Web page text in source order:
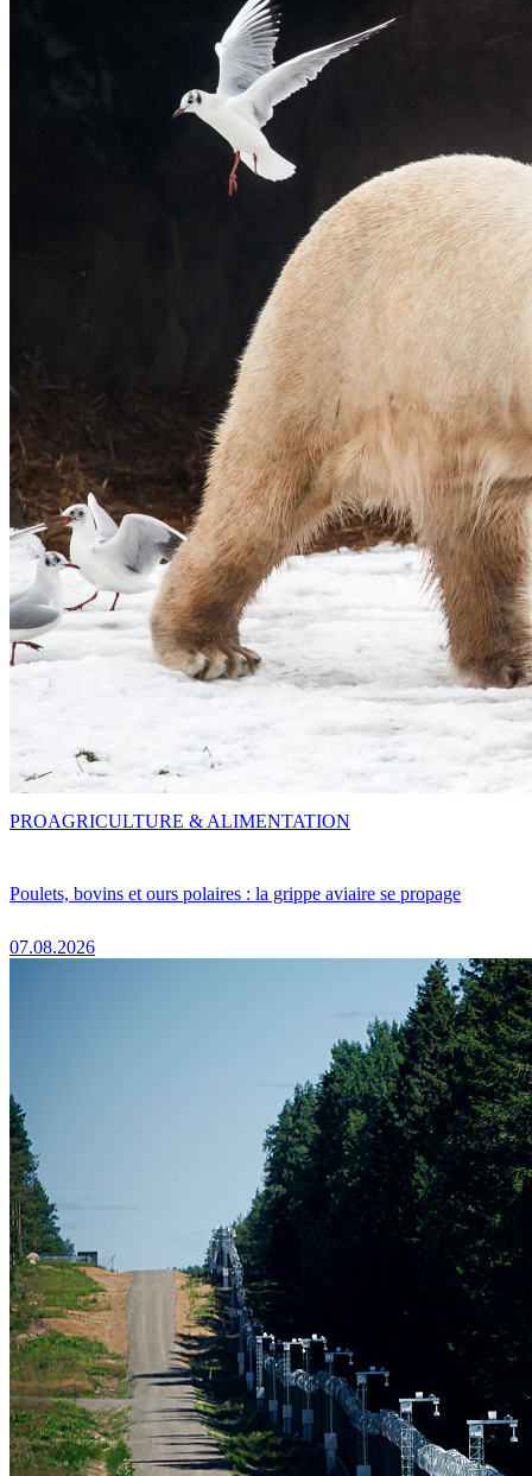
Poulets, bovins et ours polaires : la grippe aviaire se propage
07.08.2026
PROAGRICULTURE & ALIMENTATION